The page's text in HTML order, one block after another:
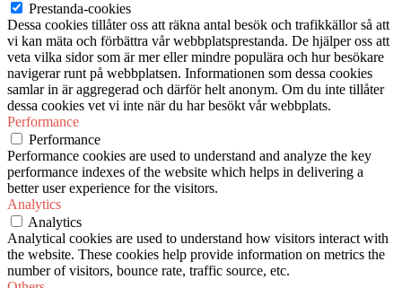
Prestanda-cookies
Dessa cookies tillåter oss att räkna antal besök och trafikkällor så att
vi kan mäta och förbättra vår webbplatsprestanda. De hjälper oss att
veta vilka sidor som är mer eller mindre populära och hur besökare
navigerar runt på webbplatsen. Informationen som dessa cookies
samlar in är aggregerad och därför helt anonym. Om du inte tillåter
dessa cookies vet vi inte när du har besökt vår webbplats.
Performance
Performance
Performance cookies are used to understand and analyze the key
performance indexes of the website which helps in delivering a
better user experience for the visitors.
Analytics
Analytics
Analytical cookies are used to understand how visitors interact with
the website. These cookies help provide information on metrics the
number of visitors, bounce rate, traffic source, etc.